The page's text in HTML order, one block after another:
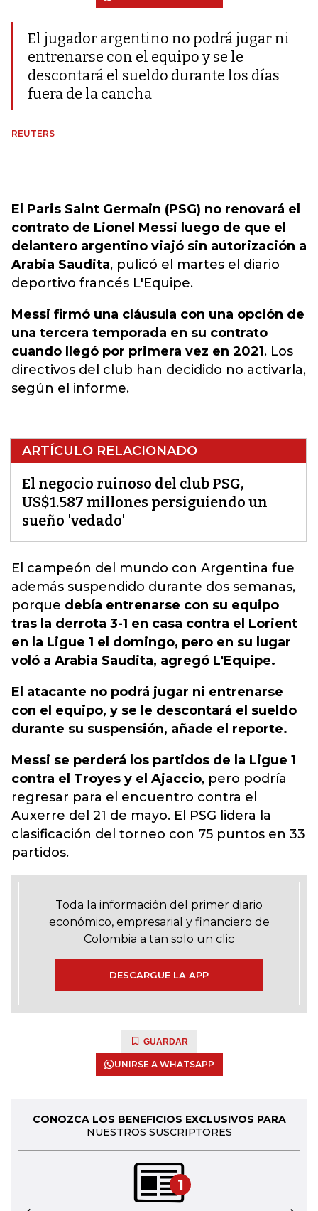
El jugador argentino no podrá jugar ni
entrenarse con el equipo y se le
descontará el sueldo durante los días
fuera de la cancha
REUTERS
El Paris Saint Germain (PSG) no renovará el
contrato de Lionel Messi luego de que el
delantero argentino viajó sin autorización a
Arabia Saudita, pulicó el martes el diario
deportivo francés L'Equipe.
Messi firmó una cláusula con una opción de
una tercera temporada en su contrato
cuando llegó por primera vez en 2021. Los
directivos del club han decidido no activarla,
según el informe.
ARTÍCULO RELACIONADO
El negocio ruinoso del club PSG,
US$1.587 millones persiguiendo un
sueño 'vedado'
El campeón del mundo con Argentina fue
además suspendido durante dos semanas,
porque debía entrenarse con su equipo
tras la derrota 3-1 en casa contra el Lorient
en la Ligue 1 el domingo, pero en su lugar
voló a Arabia Saudita, agregó L'Equipe.
El atacante no podrá jugar ni entrenarse
con el equipo, y se le descontará el sueldo
durante su suspensión, añade el reporte.
Messi se perderá los partidos de la Ligue 1
contra el Troyes y el Ajaccio, pero podría
regresar para el encuentro contra el
Auxerre del 21 de mayo. El PSG lidera la
clasificación del torneo con 75 puntos en 33
partidos.
Toda la información del primer diario
económico, empresarial y financiero de
Colombia a tan solo un clic
DESCARGUE LA APP
GUARDAR
UNIRSE A WHATSAPP
CONOZCA LOS BENEFICIOS EXCLUSIVOS PARA
NUESTROS SUSCRIPTORES
1